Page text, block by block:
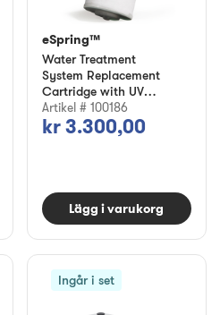
eSpring™
Water Treatment
System Replacement
Cartridge with UV
Technology
Artikel # 100186
kr 3.300,00
Lägg i varukorg
Ingår i set